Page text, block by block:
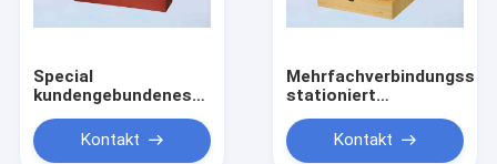
Special
kundengebundenes
Papiertüte-blaue
Farbe prägeartiges
Logo mit blauem
Kontakt
stationiert
Champagne-
Goldfarbpapier-
Schmuckkästchen
Kontakt